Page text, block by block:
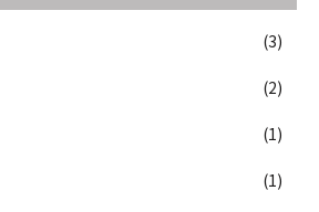
(3)
(2)
(1)
(1)